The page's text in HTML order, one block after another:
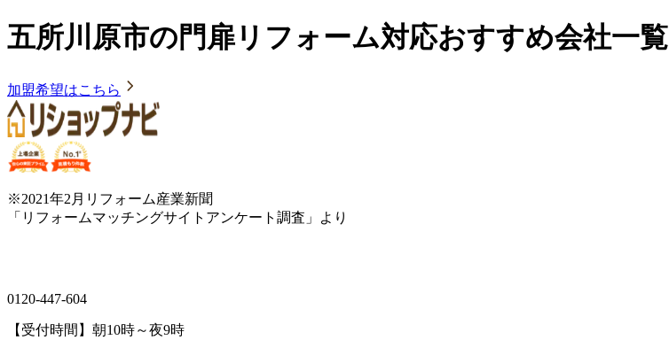
五所川原市の門扉リフォーム対応おすすめ会社一覧
加盟希望はこちら
※2021年2月リフォーム産業新聞
「リフォームマッチングサイトアンケート調査」より
0120-447-604
【受付時間】朝10時～夜9時